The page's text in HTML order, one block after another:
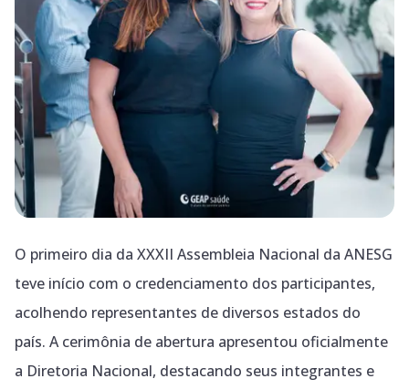
O primeiro dia da XXXII Assembleia Nacional da ANESG
teve início com o credenciamento dos participantes,
acolhendo representantes de diversos estados do
país. A cerimônia de abertura apresentou oficialmente
a Diretoria Nacional, destacando seus integrantes e